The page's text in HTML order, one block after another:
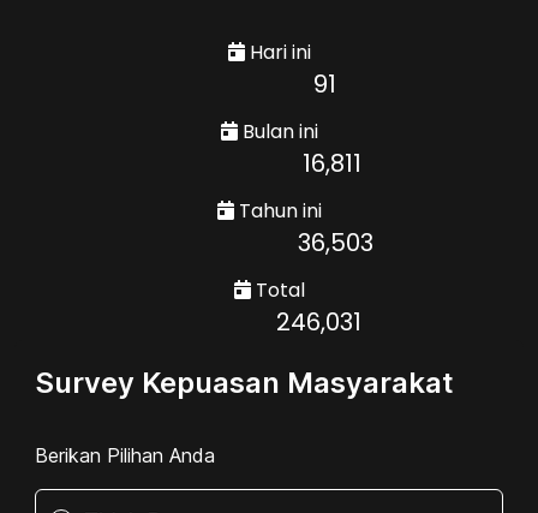
Hari ini
91
Bulan ini
16,811
Tahun ini
36,503
Total
246,031